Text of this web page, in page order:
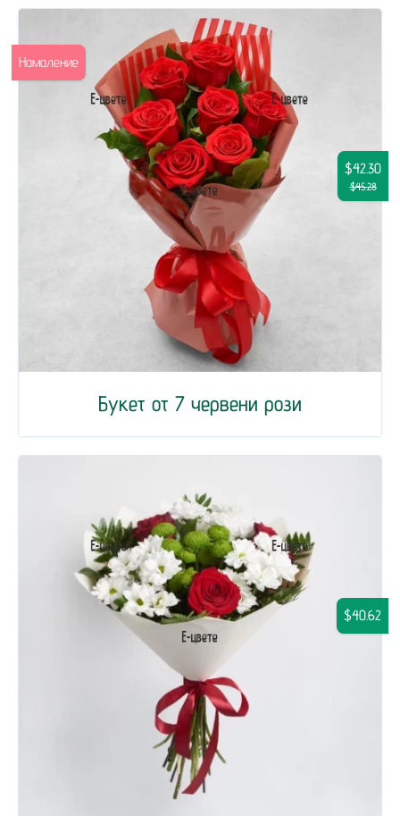
Букет от 7 червени рози
$42.30
$45.28
Намаление
$40.62